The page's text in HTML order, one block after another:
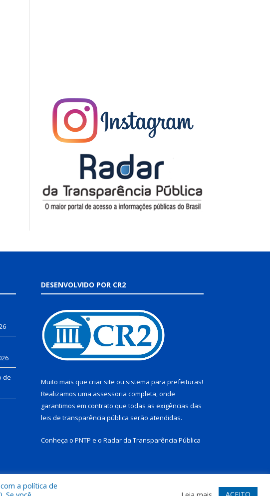
de
DESENVOLVIDO POR CR2
Muito mais que criar site ou sistema para prefeituras!
Realizamos uma assessoria completa, onde
garantimos em contrato que todas as exigências das
leis de transparência pública serão atendidas.
Conheça o PNTP e o Radar da Transparência Pública
Mapa do Site Acessar Webmail
a política de
ACEITO